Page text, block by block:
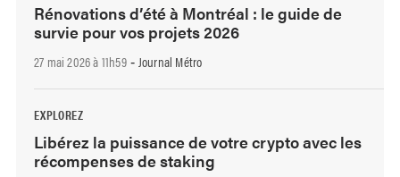
Rénovations d’été à Montréal : le guide de
survie pour vos projets 2026
27 mai 2026 à 11h59- Journal Métro
EXPLOREZ
Libérez la puissance de votre crypto avec les
récompenses de staking